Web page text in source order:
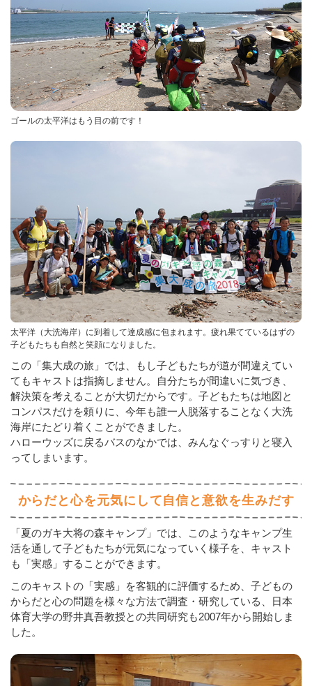
ゴールの太平洋はもう目の前です！
太平洋（大洗海岸）に到着して達成感に包まれます。疲れ果てているはずの
子どもたちも自然と笑顔になりました。
この「集大成の旅」では、もし子どもたちが道が間違えてい
てもキャストは指摘しません。自分たちが間違いに気づき、
解決策を考えることが大切だからです。子どもたちは地図と
コンパスだけを頼りに、今年も誰一人脱落することなく大洗
海岸にたどり着くことができました。
ハローウッズに戻るバスのなかでは、みんなぐっすりと寝入
ってしまいます。
からだと心を元気にして自信と意欲を生みだす
「夏のガキ大将の森キャンプ」では、このようなキャンプ生
活を通して子どもたちが元気になっていく様子を、キャスト
も「実感」することができます。
このキャストの「実感」を客観的に評価するため、子どもの
からだと心の問題を様々な方法で調査・研究している、日本
体育大学の野井真吾教授との共同研究も2007年から開始しま
した。